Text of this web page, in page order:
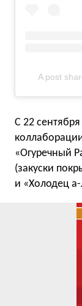
A post
С 22
«Огуречный
(закуски
и «Холодец